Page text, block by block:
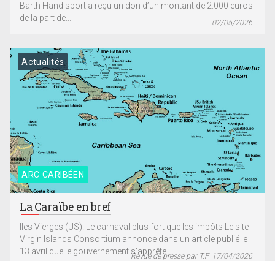
Barth Handisport a reçu un don d’un montant de 2.000 euros
de la part de...
02/05/2026
ARC CARIBÉEN
Actualités
La Caraïbe en bref
Iles Vierges (US). Le carnaval plus fort que les impôts Le site
Virgin Islands Consortium annonce dans un article publié le
13 avril que le gouvernement s’apprête...Revue de presse par T.F. 17/04/2026